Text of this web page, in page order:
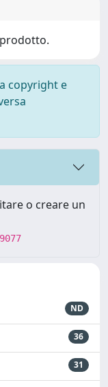
copyright e
o creare un
ND
36
31